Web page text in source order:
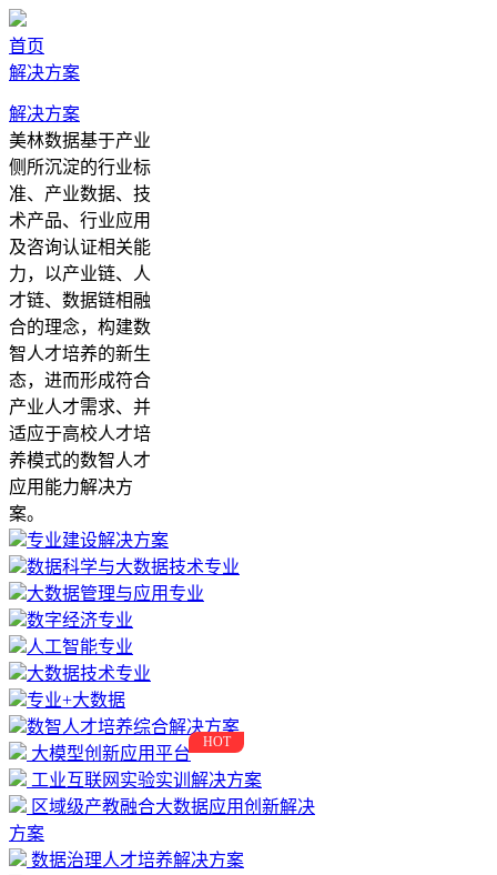
首页
解决方案
解决方案
美林数据基于产业
侧所沉淀的行业标
准、产业数据、技
术产品、行业应用
及咨询认证相关能
力，以产业链、人
才链、数据链相融
合的理念，构建数
智人才培养的新生
态，进而形成符合
产业人才需求、并
适应于高校人才培
养模式的数智人才
应用能力解决方
案。
专业建设解决方案
数据科学与大数据技术专业
大数据管理与应用专业
数字经济专业
人工智能专业
大数据技术专业
专业+大数据
数智人才培养综合解决方案
大模型创新应用平台
HOT
工业互联网实验实训解决方案
区域级产教融合大数据应用创新解决
方案
数据治理人才培养解决方案